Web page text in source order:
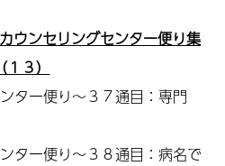
ウンセリングセンター便り集
（１３）
ター便り～３７通目：専門
ター便り～３８通目：病名で